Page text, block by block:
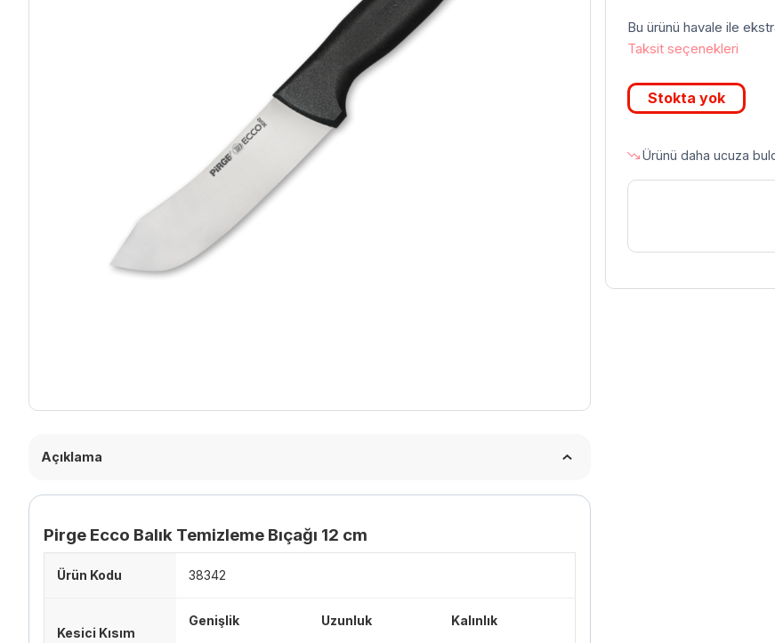
Açıklama
Pirge Ecco Balık Temizleme Bıçağı 12 cm
Ürün Kodu 38342
Kesici Kısım
Genişlik Uzunluk Kalınlık
Bu ürünü havale ile
Taksit seçenekleri
Stokta yok
Ürünü daha ucuza